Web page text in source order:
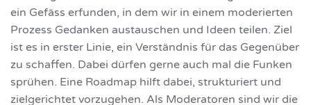
Gedanken
schmieden:
Dialogschmiede
ein Gefäss erfunden, in dem wir in einem moderierten
Prozess Gedanken austauschen und Ideen teilen. Ziel
ist es in erster Linie, ein Verständnis für das Gegenüber
zu schaffen. Dabei dürfen gerne auch mal die Funken
sprühen. Eine Roadmap hilft dabei, strukturiert und
zielgerichtet vorzugehen. Als Moderatoren sind wir die